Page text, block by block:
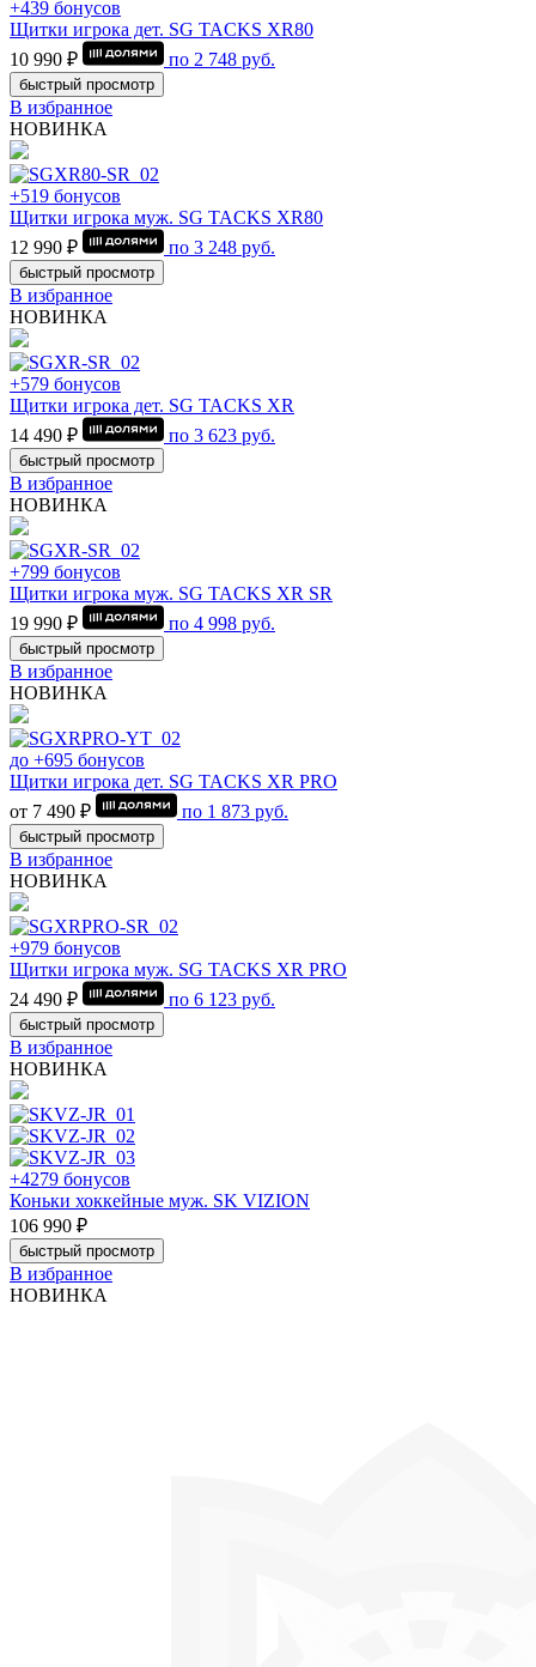
+439 бонусов
Щитки игрока дет. SG TACKS XR80
10 990 ₽
по 2 748 руб.
быстрый просмотр
В избранное
НОВИНКА
+519 бонусов
Щитки игрока муж. SG TACKS XR80
12 990 ₽
по 3 248 руб.
быстрый просмотр
В избранное
НОВИНКА
+579 бонусов
Щитки игрока дет. SG TACKS XR
14 490 ₽
по 3 623 руб.
быстрый просмотр
В избранное
НОВИНКА
+799 бонусов
Щитки игрока муж. SG TACKS XR SR
19 990 ₽
по 4 998 руб.
быстрый просмотр
В избранное
НОВИНКА
до +695 бонусов
Щитки игрока дет. SG TACKS XR PRO
от 7 490 ₽
по 1 873 руб.
быстрый просмотр
В избранное
НОВИНКА
+979 бонусов
Щитки игрока муж. SG TACKS XR PRO
24 490 ₽
по 6 123 руб.
быстрый просмотр
В избранное
НОВИНКА
+4279 бонусов
Коньки хоккейные муж. SK VIZION
106 990 ₽
быстрый просмотр
В избранное
НОВИНКА